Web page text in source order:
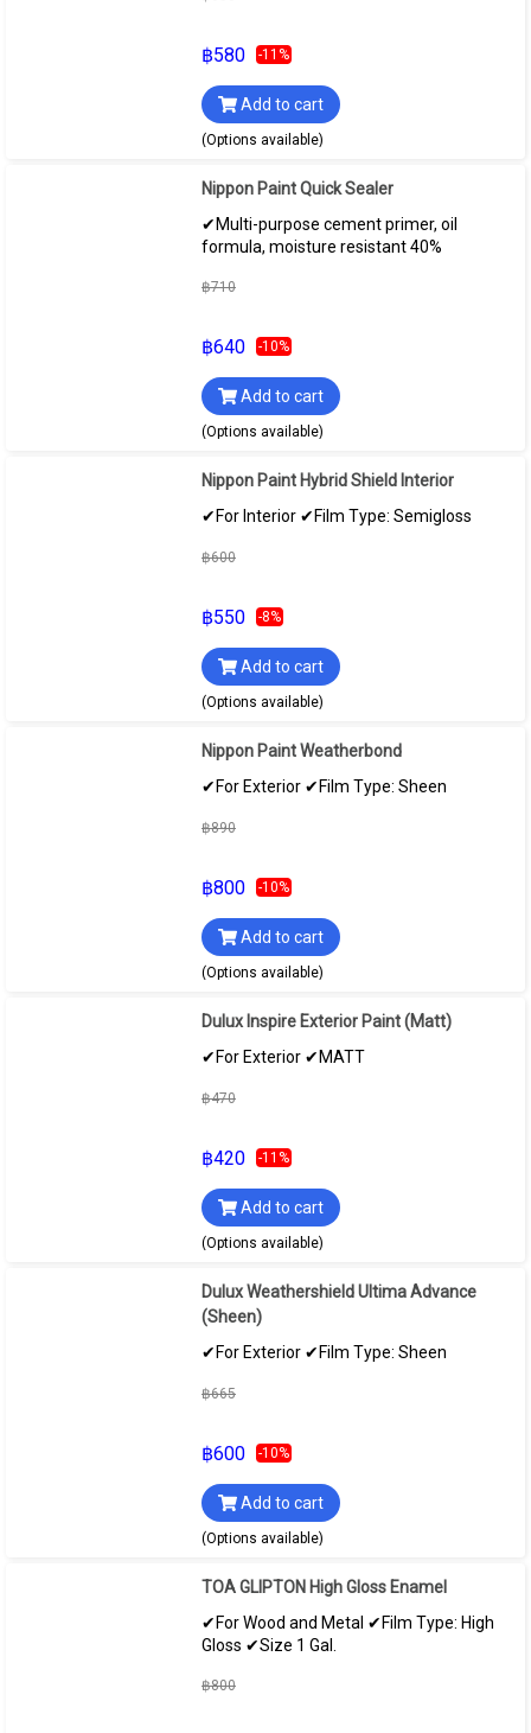
฿580 -11%
Add to cart
(Options available)
Nippon Paint Quick Sealer
✔Multi-purpose cement primer, oil
formula, moisture resistant 40%
฿710
฿640 -10%
Add to cart
(Options available)
Nippon Paint Hybrid Shield Interior
✔For Interior ✔Film Type: Semigloss
฿600
฿550 -8%
Add to cart
(Options available)
Nippon Paint Weatherbond
✔For Exterior ✔Film Type: Sheen
฿890
฿800 -10%
Add to cart
(Options available)
Dulux Inspire Exterior Paint (Matt)
✔For Exterior ✔MATT
฿470
฿420 -11%
Add to cart
(Options available)
Dulux Weathershield Ultima Advance
(Sheen)
✔For Exterior ✔Film Type: Sheen
฿665
฿600 -10%
Add to cart
(Options available)
TOA GLIPTON High Gloss Enamel
✔For Wood and Metal ✔Film Type: High
Gloss ✔Size 1 Gal.
฿800